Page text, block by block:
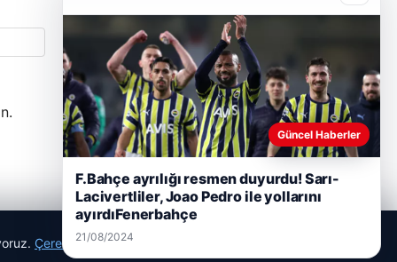
Çerez Politikamız
Güncel Haberler
F.Bahçe ayrılığı resmen duyurdu! Sarı-
Lacivertliler, Joao Pedro ile yollarını
ayırdıFenerbahçe
21/08/2024